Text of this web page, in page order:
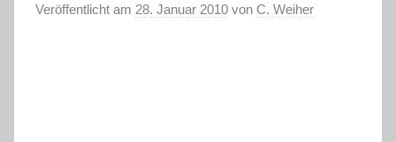
Veröffentlicht am 28. Januar 2010 von C. Weiher